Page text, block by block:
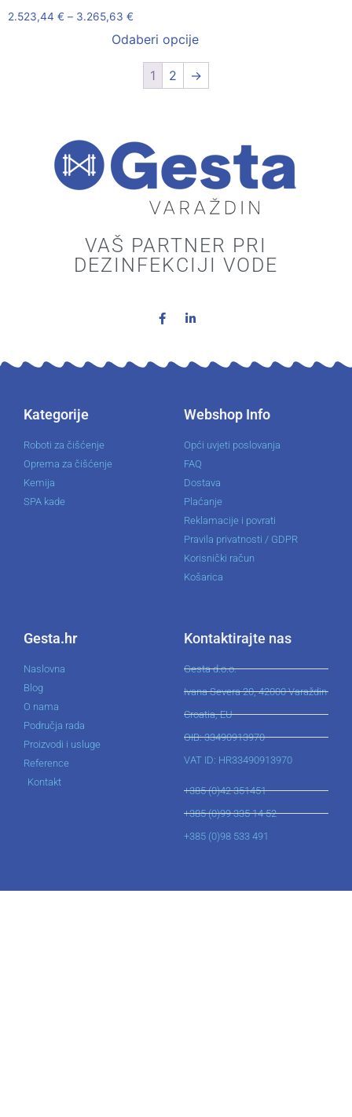
2.523,44 € – 3.265,63 €
Odaberi opcije
1 2 →
VAŠ PARTNER PRI
DEZINFEKCIJI VODE
Kategorije
Roboti za čišćenje
Oprema za čišćenje
Kemija
SPA kade
Webshop Info
Opći uvjeti poslovanja
FAQ
Dostava
Plaćanje
Reklamacije i povrati
Pravila privatnosti / GDPR
Korisnički račun
Košarica
Gesta.hr
Naslovna
Blog
O nama
Područja rada
Proizvodi i usluge
Reference
Kontakt
Kontaktirajte nas
Gesta d.o.o.
Ivana Severa 20, 42000 Varaždin
Croatia, EU
OIB: 33490913970
VAT ID: HR33490913970
+385 (0)42 351451
+385 (0)99 335 14 52
+385 (0)98 533 491